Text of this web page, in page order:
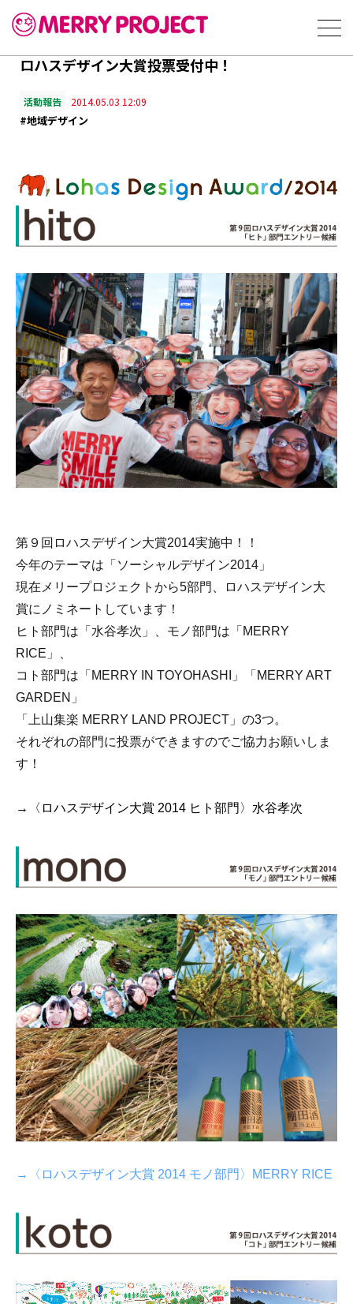
ロハスデザイン大賞投票受付中！
活動報告 2014.05.03 12:09
#地域デザイン
第９回ロハスデザイン大賞2014実施中！！
今年のテーマは「ソーシャルデザイン2014」
現在メリープロジェクトから5部門、ロハスデザイン大
賞にノミネートしています！
ヒト部門は「水谷孝次」、モノ部門は「MERRY
RICE」、
コト部門は「MERRY IN TOYOHASHI」「MERRY ART
GARDEN」
「上山集楽 MERRY LAND PROJECT」の3つ。
それぞれの部門に投票ができますのでご協力お願いしま
す！
→〈ロハスデザイン大賞 2014 ヒト部門〉水谷孝次
→〈ロハスデザイン大賞 2014 モノ部門〉MERRY RICE